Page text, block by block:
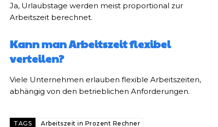
Ja, Urlaubstage werden meist proportional zur
Arbeitszeit berechnet.
Kann man Arbeitszeit flexibel
verteilen?
Viele Unternehmen erlauben flexible Arbeitszeiten,
abhängig von den betrieblichen Anforderungen.
TAGS Arbeitszeit in Prozent Rechner